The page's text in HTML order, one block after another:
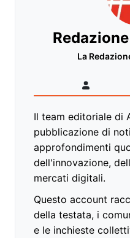
La
Il team editoriale di
pubblicazione di
approfondimenti
dell'innovazione,
mercati digitali.
Questo account
della testata, i
e le inchieste